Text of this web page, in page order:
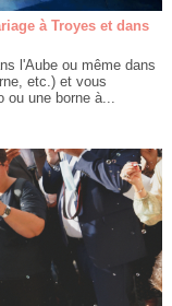
à Troyes et dans
l'Aube ou même dans
etc.) et vous
ou une borne à...